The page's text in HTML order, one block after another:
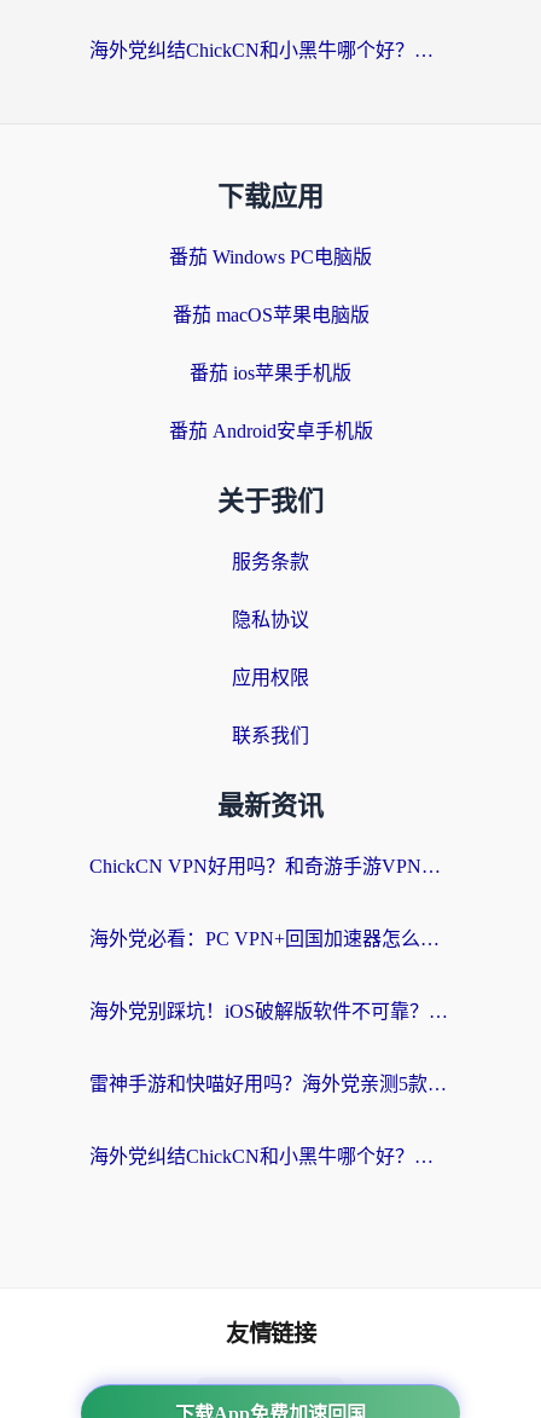
海外党纠结ChickCN和小黑牛哪个好？一篇帮你选对回国加速器的实用指南
下载应用
番茄 Windows PC电脑版
番茄 macOS苹果电脑版
番茄 ios苹果手机版
番茄 Android安卓手机版
关于我们
服务条款
隐私协议
应用权限
联系我们
最新资讯
ChickCN VPN好用吗？和奇游手游VPN对比哪个回国效果更好？海外党亲测实用指南
海外党必看：PC VPN+回国加速器怎么选？无缝访问国内资源全攻略
海外党别踩坑！iOS破解版软件不可靠？教你选对回国加速器无缝看国内资源
雷神手游和快喵好用吗？海外党亲测5款回国加速器，附斧牛Bling对比+微信视频号解决办法
海外党纠结ChickCN和小黑牛哪个好？一篇帮你选对回国加速器的实用指南
下载App免费加速回国
友情链接
番茄加速器